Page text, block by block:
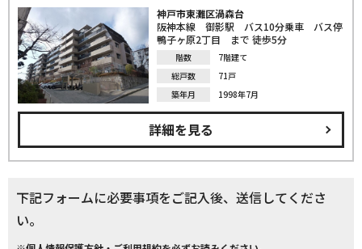
神戸市東灘区渦森台
阪神本線 御影駅 バス10分乗車 バス停
鴨子ヶ原2丁目 まで 徒歩5分
階数
7階建て
総戸数
71戸
築年月
1998年7月
詳細を見る
下記フォームに必要事項をご記入後、送信してくださ
い。